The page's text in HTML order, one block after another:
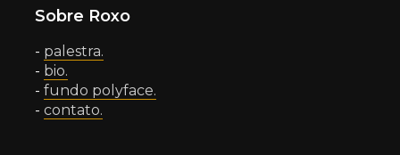
Sobre Roxo
- palestra.
- bio.
- fundo polyface.
- contato.